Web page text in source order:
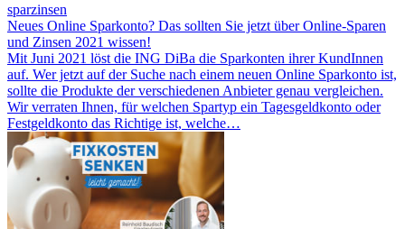
sparzinsen
Neues Online Sparkonto? Das sollten Sie jetzt über Online-Sparen
und Zinsen 2021 wissen!
Mit Juni 2021 löst die ING DiBa die Sparkonten ihrer KundInnen
auf. Wer jetzt auf der Suche nach einem neuen Online Sparkonto ist,
sollte die Produkte der verschiedenen Anbieter genau vergleichen.
Wir verraten Ihnen, für welchen Spartyp ein Tagesgeldkonto oder
Festgeldkonto das Richtige ist, welche…